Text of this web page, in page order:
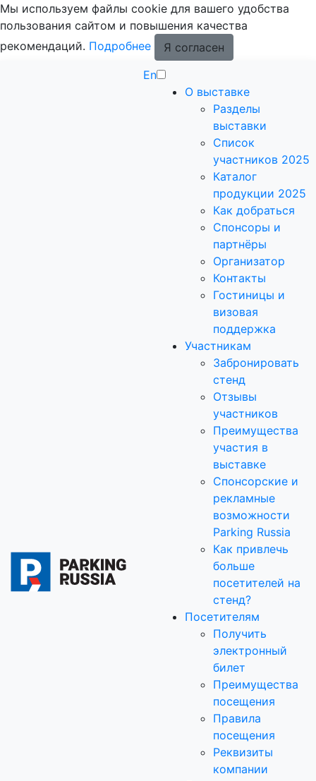
Мы используем файлы cookie для вашего удобства
пользования сайтом и повышения качества
рекомендаций. Подробнее
Я согласен
En
О выставке
Разделы
выставки
Список
участников 2025
Каталог
продукции 2025
Как добраться
Спонсоры и
партнёры
Организатор
Контакты
Гостиницы и
визовая
поддержка
Участникам
Забронировать
стенд
Отзывы
участников
Преимущества
участия в
выставке
Спонсорские и
рекламные
возможности
Parking Russia
Как привлечь
больше
посетителей на
стенд?
Посетителям
Получить
электронный
билет
Преимущества
посещения
Правила
посещения
Реквизиты
компании